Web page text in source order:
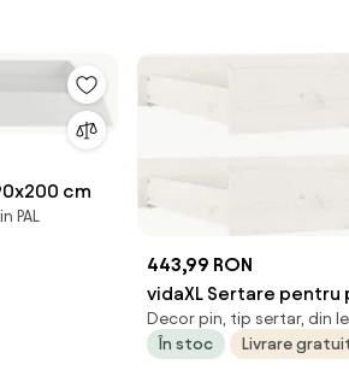
cm
PAL
443,99 RON
vidaXL Sertare pentru
lemn masiv de pin
Decor pin, tip sertar, din
În stoc
Livrare